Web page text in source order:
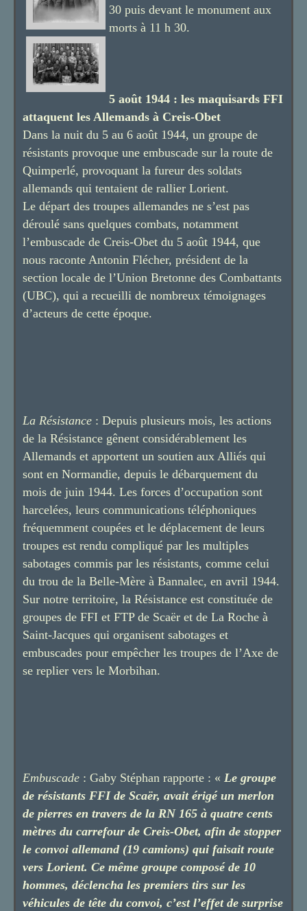
30 puis devant le monument aux
morts à 11 h 30.
5 août 1944 : les maquisards FFI
attaquent les Allemands à Creis-Obet
Dans la nuit du 5 au 6 août 1944, un groupe de
résistants provoque une embuscade sur la route de
Quimperlé, provoquant la fureur des soldats
allemands qui tentaient de rallier Lorient.
Le départ des troupes allemandes ne s’est pas
déroulé sans quelques combats, notamment
l’embuscade de Creis-Obet du 5 août 1944, que
nous raconte Antonin Flécher, président de la
section locale de l’Union Bretonne des Combattants
(UBC), qui a recueilli de nombreux témoignages
d’acteurs de cette époque.
La Résistance : Depuis plusieurs mois, les actions
de la Résistance gênent considérablement les
Allemands et apportent un soutien aux Alliés qui
sont en Normandie, depuis le débarquement du
mois de juin 1944. Les forces d’occupation sont
harcelées, leurs communications téléphoniques
fréquemment coupées et le déplacement de leurs
troupes est rendu compliqué par les multiples
sabotages commis par les résistants, comme celui
du trou de la Belle-Mère à Bannalec, en avril 1944.
Sur notre territoire, la Résistance est constituée de
groupes de FFI et FTP de Scaër et de La Roche à
Saint-Jacques qui organisent sabotages et
embuscades pour empêcher les troupes de l’Axe de
se replier vers le Morbihan.
Embuscade : Gaby Stéphan rapporte : « Le groupe
de résistants FFI de Scaër, avait érigé un merlon
de pierres en travers de la RN 165 à quatre cents
mètres du carrefour de Creis-Obet, afin de stopper
le convoi allemand (19 camions) qui faisait route
vers Lorient. Ce même groupe composé de 10
hommes, déclencha les premiers tirs sur les
véhicules de tête du convoi, c’est l’effet de surprise